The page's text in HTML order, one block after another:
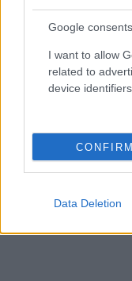
Google consents
I want to allow
related to
device
CONFIRM
Data Deletion